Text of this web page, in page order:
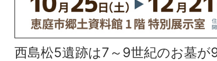
西島松5遺跡は7～9世紀のお墓